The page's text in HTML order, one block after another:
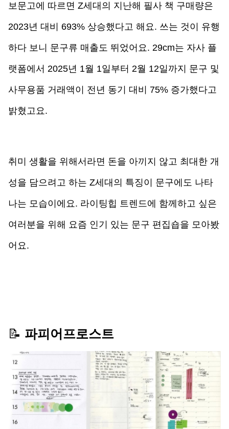
보문고에 따르면 Z세대의 지난해 필사 책 구매량은
2023년 대비 693% 상승했다고 해요. 쓰는 것이 유행
하다 보니 문구류 매출도 뛰었어요. 29cm는 자사 플
랫폼에서 2025년 1월 1일부터 2월 12일까지 문구 및
사무용품 거래액이 전년 동기 대비 75% 증가했다고
밝혔고요.
취미 생활을 위해서라면 돈을 아끼지 않고 최대한 개
성을 담으려고 하는 Z세대의 특징이 문구에도 나타
나는 모습이에요. 라이팅힙 트렌드에 함께하고 싶은
여러분을 위해 요즘 인기 있는 문구 편집숍을 모아봤
어요.
📝 파피어프로스트